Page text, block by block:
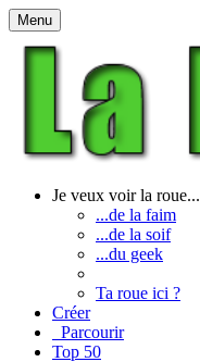
Menu
Je veux voir la roue...
...de la faim
...de la soif
...du geek
Ta roue ici ?
Créer
Parcourir
Top 50